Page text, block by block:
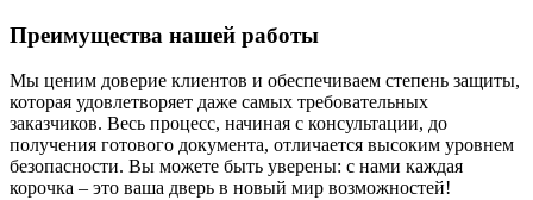
Преимущества нашей работы
Мы ценим доверие клиентов и обеспечиваем степень защиты,
которая удовлетворяет даже самых требовательных
заказчиков. Весь процесс, начиная с консультации, до
получения готового документа, отличается высоким уровнем
безопасности. Вы можете быть уверены: с нами каждая
корочка – это ваша дверь в новый мир возможностей!